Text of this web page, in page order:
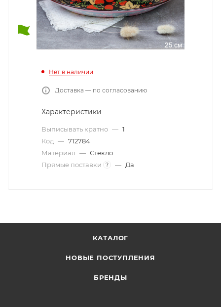
Нет в наличии
Доставка — по согласованию
Характеристики
Выписывать кратно — 1
Код — 712784
Материал — Стекло
Прямые поставки
? — Да
КАТАЛОГ
НОВЫЕ ПОСТУПЛЕНИЯ
БРЕНДЫ